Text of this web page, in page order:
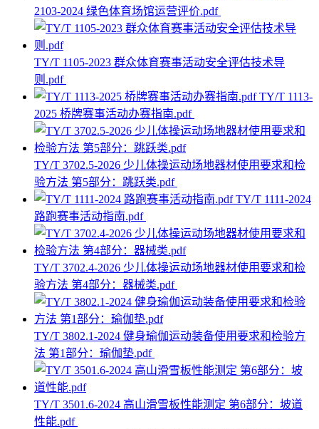
2103-2024 绿色体育场馆运营评价.pdf
TY/T 1105-2023 群众体育赛事活动安全评估技术导
则.pdf
TY/T 1113-
2025 桥牌赛事活动办赛指南.pdf
TY/T 3702.5-2026 少儿体操运动场地器材使用要求和检
验方法 第5部分：跳跃类.pdf
TY/T 1111-2024
路跑赛事活动指南.pdf
TY/T 3702.4-2026 少儿体操运动场地器材使用要求和检
验方法 第4部分：器械类.pdf
TY/T 3802.1-2024 健身瑜伽运动装备使用要求和检验方
法 第1部分：瑜伽垫.pdf
TY/T 3501.6-2024 高山滑雪板性能测定 第6部分：坡道
性能.pdf